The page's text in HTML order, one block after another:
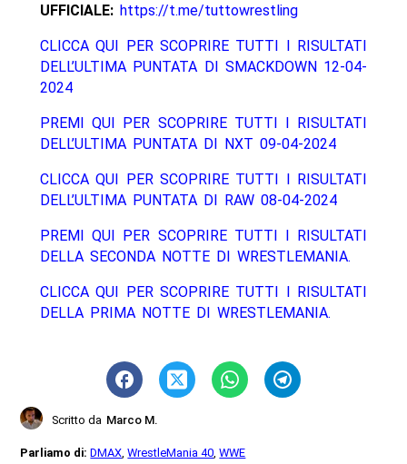
UFFICIALE: https://t.me/tuttowrestling
CLICCA QUI PER SCOPRIRE TUTTI I RISULTATI
DELL’ULTIMA PUNTATA DI SMACKDOWN 12-04-
2024
PREMI QUI PER SCOPRIRE TUTTI I RISULTATI
DELL’ULTIMA PUNTATA DI NXT 09-04-2024
CLICCA QUI PER SCOPRIRE TUTTI I RISULTATI
DELL’ULTIMA PUNTATA DI RAW 08-04-2024
PREMI QUI PER SCOPRIRE TUTTI I RISULTATI
DELLA SECONDA NOTTE DI WRESTLEMANIA.
CLICCA QUI PER SCOPRIRE TUTTI I RISULTATI
DELLA PRIMA NOTTE DI WRESTLEMANIA.
Scritto da Marco M.
Parliamo di:DMAX,WrestleMania 40,WWE